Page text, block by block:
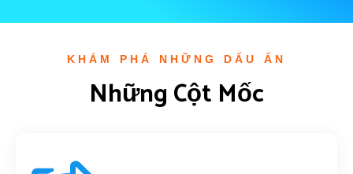
KHÁM PHÁ NHỮNG DẤU ẤN
Những Cột Mốc